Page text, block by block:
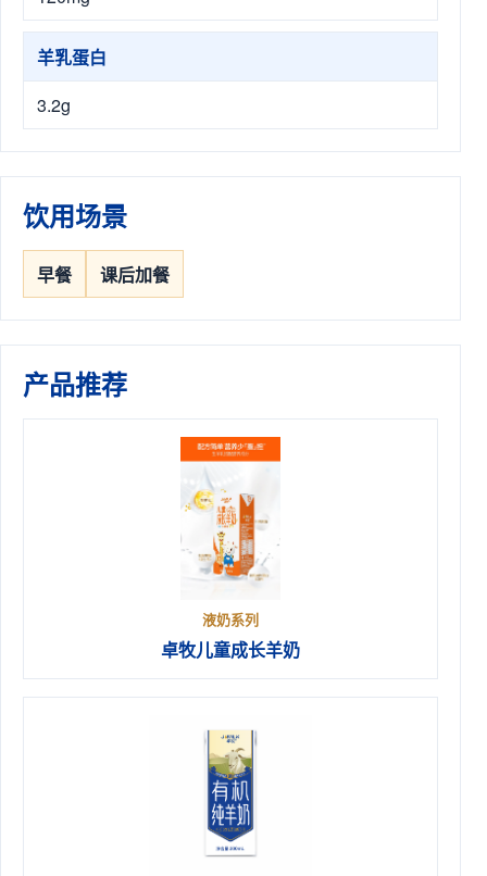
羊乳蛋白
3.2g
饮用场景
早餐 课后加餐
产品推荐
液奶系列
卓牧儿童成长羊奶